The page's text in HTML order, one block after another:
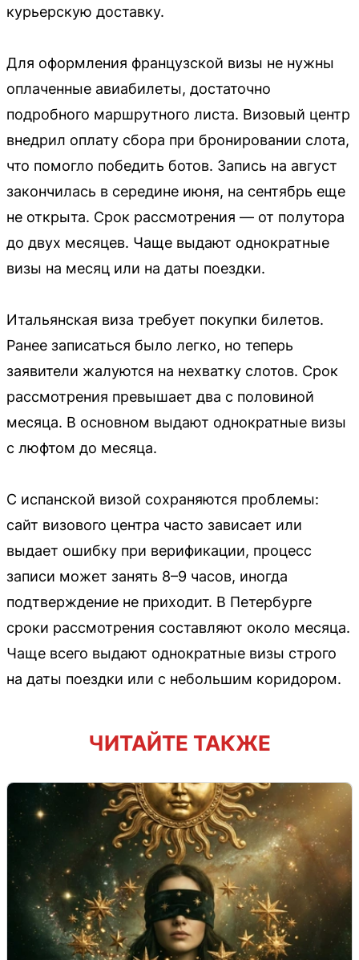
курьерскую доставку.
Для оформления французской визы не нужны
оплаченные авиабилеты, достаточно
подробного маршрутного листа. Визовый центр
внедрил оплату сбора при бронировании слота,
что помогло победить ботов. Запись на август
закончилась в середине июня, на сентябрь еще
не открыта. Срок рассмотрения — от полутора
до двух месяцев. Чаще выдают однократные
визы на месяц или на даты поездки.
Итальянская виза требует покупки билетов.
Ранее записаться было легко, но теперь
заявители жалуются на нехватку слотов. Срок
рассмотрения превышает два с половиной
месяца. В основном выдают однократные визы
с люфтом до месяца.
С испанской визой сохраняются проблемы:
сайт визового центра часто зависает или
выдает ошибку при верификации, процесс
записи может занять 8–9 часов, иногда
подтверждение не приходит. В Петербурге
сроки рассмотрения составляют около месяца.
Чаще всего выдают однократные визы строго
на даты поездки или с небольшим коридором.
ЧИТАЙТЕ ТАКЖЕ